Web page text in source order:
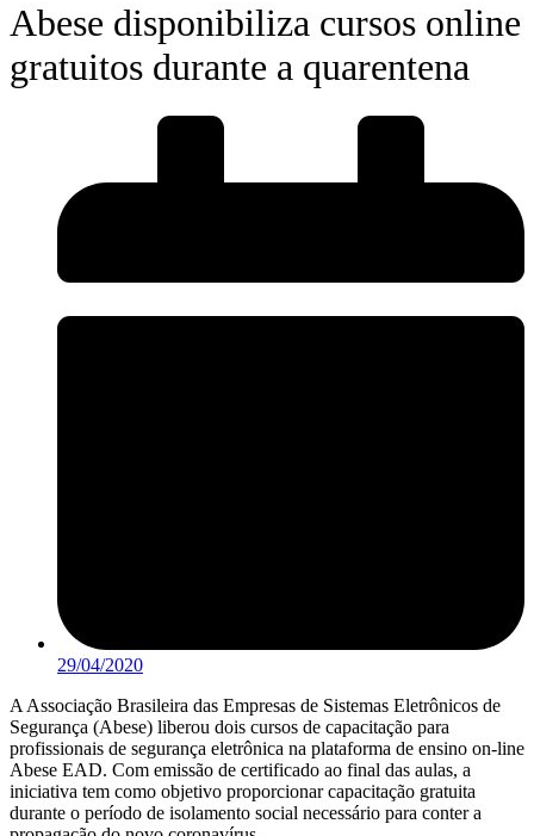
Abese disponibiliza cursos online
gratuitos durante a quarentena
29/04/2020
A Associação Brasileira das Empresas de Sistemas Eletrônicos de
Segurança (Abese) liberou dois cursos de capacitação para
profissionais de segurança eletrônica na plataforma de ensino on-line
Abese EAD. Com emissão de certificado ao final das aulas, a
iniciativa tem como objetivo proporcionar capacitação gratuita
durante o período de isolamento social necessário para conter a